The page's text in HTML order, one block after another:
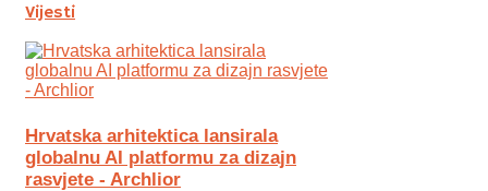
Vijesti
Hrvatska arhitektica lansirala
globalnu AI platformu za dizajn
rasvjete - Archlior